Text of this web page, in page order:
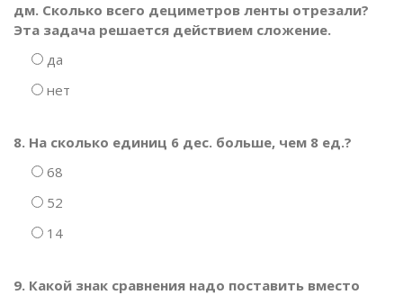
дм. Сколько всего дециметров ленты отрезали?
Эта задача решается действием сложение.
да
нет
8. На сколько единиц 6 дес. больше, чем 8 ед.?
68
52
14
9. Какой знак сравнения надо поставить вместо